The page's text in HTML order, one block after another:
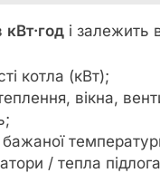
кВт·год і залежить
котла (кВт);
вікна,
/ тепла